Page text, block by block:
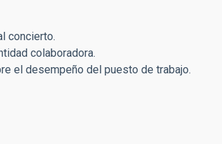
concierto.
colaboradora.
el desempeño del puesto de trabajo.